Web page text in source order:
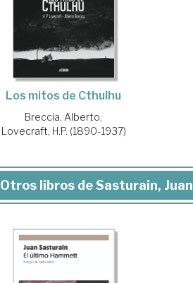
Los mitos de Cthulhu
Breccia, Alberto;
Lovecraft, H.P. (1890-1937)
Otros libros de Sasturain, Juan